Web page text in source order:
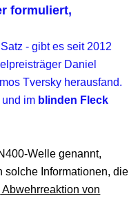
formuliert,
- gibt es seit 2012
Daniel
Tversky herausfand.
im blinden Fleck
Welle genannt,
solche Informationen, die
Abwehrreaktion von